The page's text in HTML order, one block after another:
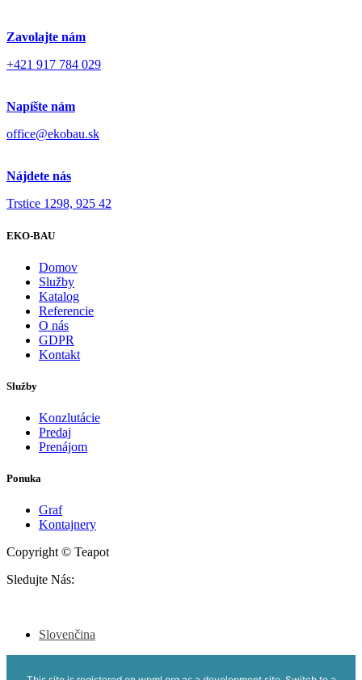
Zavolajte nám
+421 917 784 029
Napíšte nám
office@ekobau.sk
Nájdete nás
Trstice 1298, 925 42
EKO-BAU
Domov
Služby
Katalog
Referencie
O nás
GDPR
Kontakt
Služby
Konzlutácie
Predaj
Prenájom
Ponuka
Graf
Kontajnery
Copyright © Teapot
Sledujte Nás:
Slovenčina